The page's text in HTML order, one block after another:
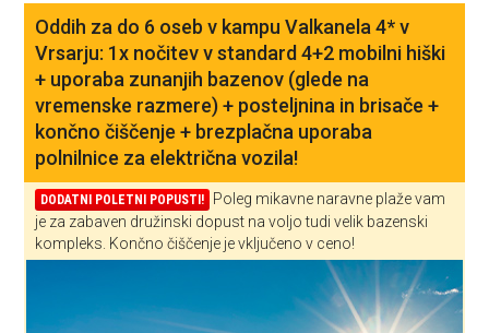
Oddih za do 6 oseb v kampu Valkanela 4* v
Vrsarju: 1x nočitev v standard 4+2 mobilni hiški
+ uporaba zunanjih bazenov (glede na
vremenske razmere) + posteljnina in brisače +
končno čiščenje + brezplačna uporaba
polnilnice za električna vozila!
DODATNI POLETNI POPUSTI!
Poleg mikavne naravne plaže vam
je za zabaven družinski dopust na voljo tudi velik bazenski
kompleks. Končno čiščenje je vključeno v ceno!